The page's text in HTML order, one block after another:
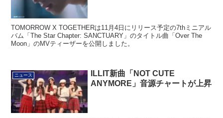
TOMORROW X TOGETHERは11月4日にリリース予定の7thミニアル
バム「The Star Chapter: SANCTUARY」のタイトル曲「Over The
Moon」のMVティーザーを公開しました。
ニュース
ILLIT新曲「NOT CUTE
ANYMORE」音源チャートが上昇